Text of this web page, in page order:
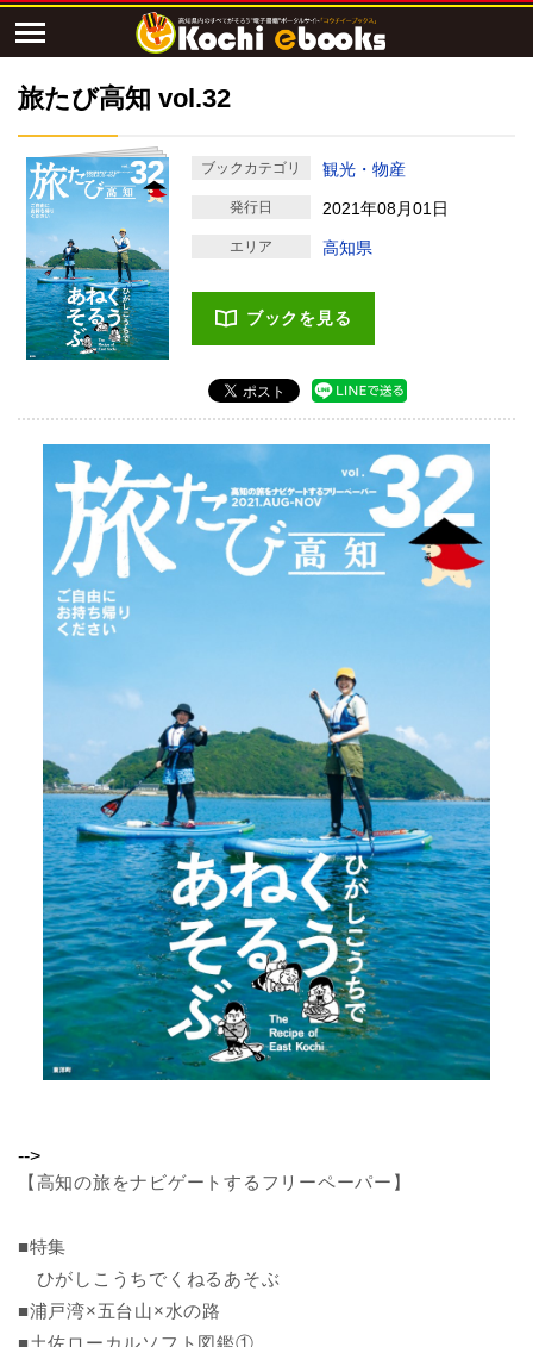
旅たび高知 vol.32
ブックカテゴリ 観光・物産
発行日 2021年08月01日
エリア 高知県
ブックを見る
-->
【高知の旅をナビゲートするフリーペーパー】
■特集
ひがしこうちでくねるあそぶ
■浦戸湾×五台山×水の路
■土佐ローカルソフト図鑑①